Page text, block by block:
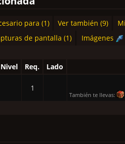
para (1) Ver también (9)
de pantalla (1) Imágenes
Nivel Req. Lado
1
También te llevas: